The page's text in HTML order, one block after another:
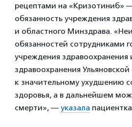
рецептами на «Кризотиниб»
обязанность учреждения
и областного Минздрава.
обязанностей сотрудниками
учреждения здравоохранения
здравоохранения
к значительному ухудшению
здоровья, а в дальнейшем
смерти», — указала